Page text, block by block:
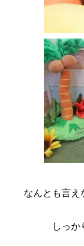
なんとも言え
しっか